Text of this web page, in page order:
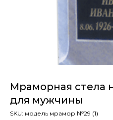
Мраморная стела
для мужчины
SKU: модель мрамор №29 (1)